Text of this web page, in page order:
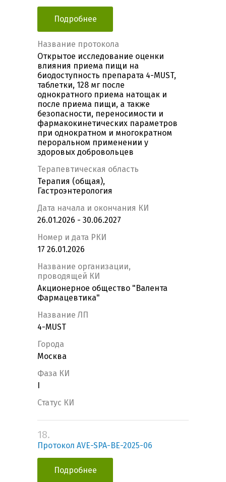
Подробнее
Название протокола
Открытое исследование оценки
влияния приема пищи на
биодоступность препарата 4-MUST,
таблетки, 128 мг после
однократного приема натощак и
после приема пищи, а также
безопасности, переносимости и
фармакокинетических параметров
при однократном и многократном
пероральном применении у
здоровых добровольцев
Терапевтическая область
Терапия (общая),
Гастроэнтерология
Дата начала и окончания КИ
26.01.2026 - 30.06.2027
Номер и дата РКИ
17 26.01.2026
Название организации,
проводящей КИ
Акционерное общество "Валента
Фармацевтика"
Название ЛП
4-MUST
Города
Москва
Фаза КИ
Статус КИ
18.
Протокол AVE-SPA-BE-2025-06
Подробнее